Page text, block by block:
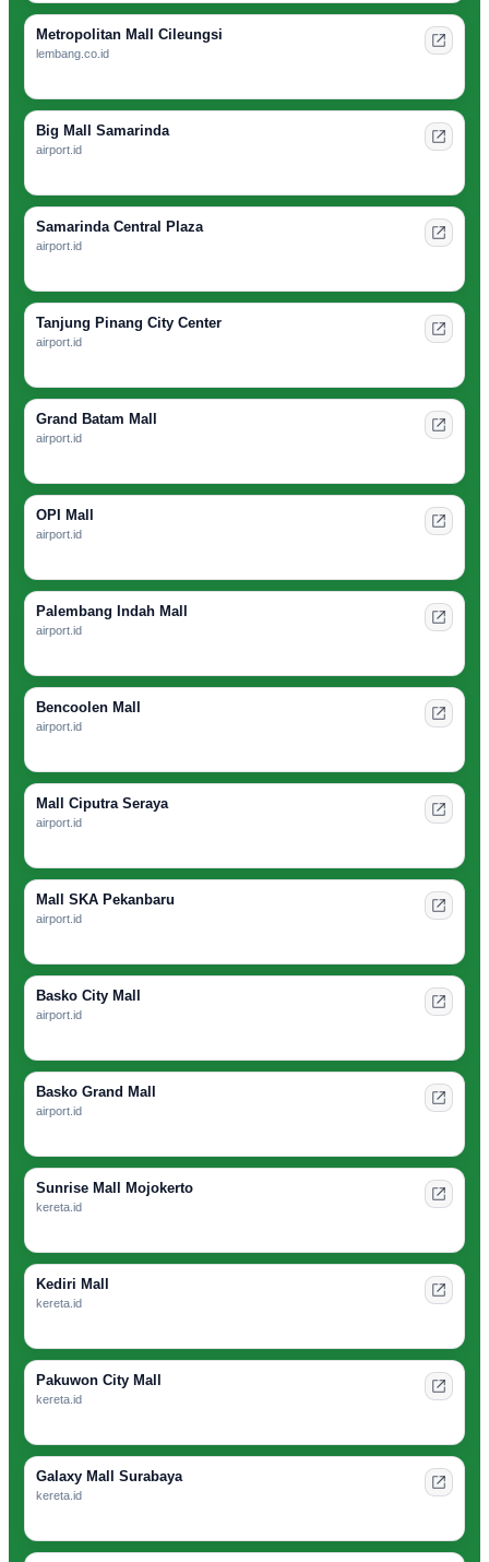
Metropolitan Mall Cileungsi
lembang.co.id
Big Mall Samarinda
airport.id
Samarinda Central Plaza
airport.id
Tanjung Pinang City Center
airport.id
Grand Batam Mall
airport.id
OPI Mall
airport.id
Palembang Indah Mall
airport.id
Bencoolen Mall
airport.id
Mall Ciputra Seraya
airport.id
Mall SKA Pekanbaru
airport.id
Basko City Mall
airport.id
Basko Grand Mall
airport.id
Sunrise Mall Mojokerto
kereta.id
Kediri Mall
kereta.id
Pakuwon City Mall
kereta.id
Galaxy Mall Surabaya
kereta.id